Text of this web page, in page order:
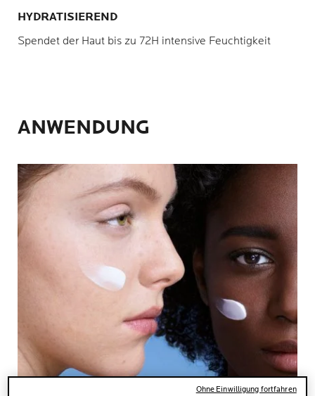
HYDRATISIEREND
Spendet der Haut bis zu 72H intensive Feuchtigkeit
ANWENDUNG
Ohne Einwilligung fortfahren